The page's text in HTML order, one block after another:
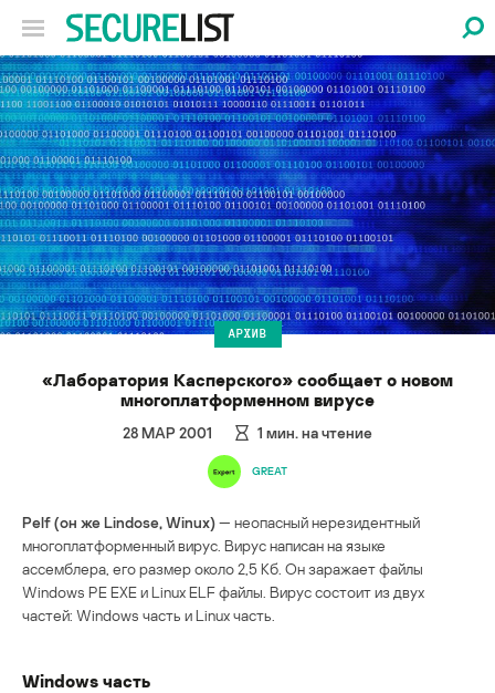
АРХИВ
«Лаборатория Касперского» сообщает о новом
многоплатформенном вирусе
28 МАР 2001 1 мин. на чтение
GREAT
Pelf (он же Lindose, Winux)— неопасный нерезидентный
многоплатформенный вирус. Вирус написан на языке
ассемблера, его размер около 2,5 Кб. Он заражает файлы
Windows PE EXE и Linux ELF файлы. Вирус состоит из двух
частей: Windows часть и Linux часть.
Windows часть